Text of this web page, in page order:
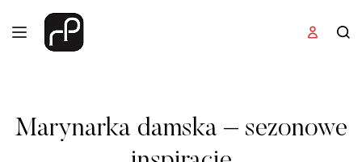
Marynarka damska – sezonowe